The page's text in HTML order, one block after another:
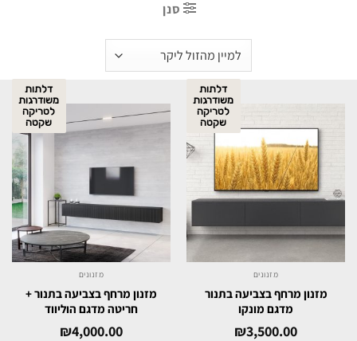
סנן
דלתות
משודרגות
לטריקה
שקטה
מזנונים
מזנון מרחף בצביעה בתנור
מדגם מונקו
₪3,500.00
דלתות
משודרגות
לטריקה
שקטה
מזנונים
מזנון מרחף בצביעה בתנור +
חריטה מדגם הוליווד
₪4,000.00